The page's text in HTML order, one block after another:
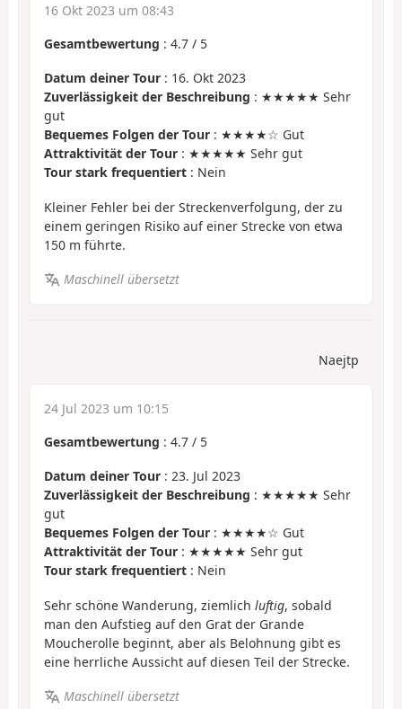
16 Okt 2023 um 08:43
Gesamtbewertung : 4.7 / 5
Datum deiner Tour : 16. Okt 2023
Zuverlässigkeit der Beschreibung : ★★★★★ Sehr
gut
Bequemes Folgen der Tour : ★★★★☆ Gut
Attraktivität der Tour : ★★★★★ Sehr gut
Tour stark frequentiert : Nein
Kleiner Fehler bei der Streckenverfolgung, der zu
einem geringen Risiko auf einer Strecke von etwa
150 m führte.
Maschinell übersetzt
Naejtp
24 Jul 2023 um 10:15
Gesamtbewertung : 4.7 / 5
Datum deiner Tour : 23. Jul 2023
Zuverlässigkeit der Beschreibung : ★★★★★ Sehr
gut
Bequemes Folgen der Tour : ★★★★☆ Gut
Attraktivität der Tour : ★★★★★ Sehr gut
Tour stark frequentiert : Nein
Sehr schöne Wanderung, ziemlich luftig, sobald
man den Aufstieg auf den Grat der Grande
Moucherolle beginnt, aber als Belohnung gibt es
eine herrliche Aussicht auf diesen Teil der Strecke.
Maschinell übersetzt